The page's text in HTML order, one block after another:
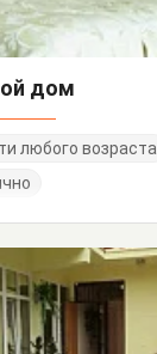
дом
любого возраста